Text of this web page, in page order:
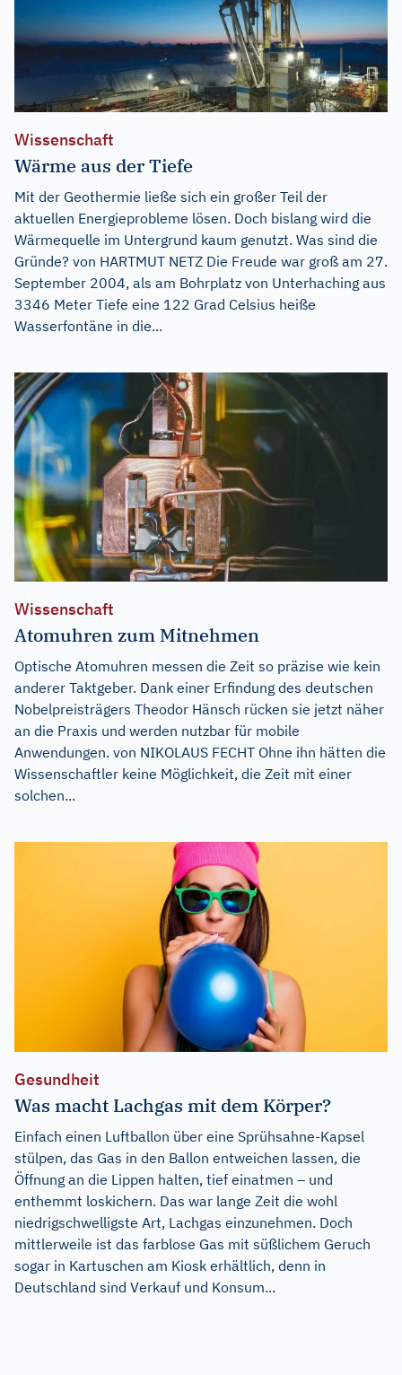
Wissenschaft
Wärme aus der Tiefe
Mit der Geothermie ließe sich ein großer Teil der
aktuellen Energieprobleme lösen. Doch bislang wird die
Wärmequelle im Untergrund kaum genutzt. Was sind die
Gründe? von HARTMUT NETZ Die Freude war groß am 27.
September 2004, als am Bohrplatz von Unterhaching aus
3346 Meter Tiefe eine 122 Grad Celsius heiße
Wasserfontäne in die...
Wissenschaft
Atomuhren zum Mitnehmen
Optische Atomuhren messen die Zeit so präzise wie kein
anderer Taktgeber. Dank einer Erfindung des deutschen
Nobelpreisträgers Theodor Hänsch rücken sie jetzt näher
an die Praxis und werden nutzbar für mobile
Anwendungen. von NIKOLAUS FECHT Ohne ihn hätten die
Wissenschaftler keine Möglichkeit, die Zeit mit einer
solchen...
Gesundheit
Was macht Lachgas mit dem Körper?
Einfach einen Luftballon über eine Sprühsahne-Kapsel
stülpen, das Gas in den Ballon entweichen lassen, die
Öffnung an die Lippen halten, tief einatmen – und
enthemmt loskichern. Das war lange Zeit die wohl
niedrigschwelligste Art, Lachgas einzunehmen. Doch
mittlerweile ist das farblose Gas mit süßlichem Geruch
sogar in Kartuschen am Kiosk erhältlich, denn in
Deutschland sind Verkauf und Konsum...